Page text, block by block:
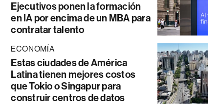
Ejecutivos ponen la formación
en IA por encima de un MBA para
contratar talento
ECONOMÍA
Estas ciudades de América
Latina tienen mejores costos
que Tokio o Singapur para
construir centros de datos